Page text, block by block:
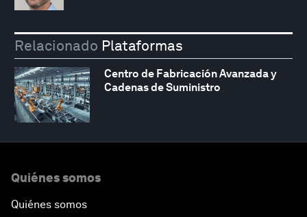
Relacionado Plataformas
Centro de Fabricación Avanzada y
Cadenas de Suministro
Quiénes somos
Quiénes somos